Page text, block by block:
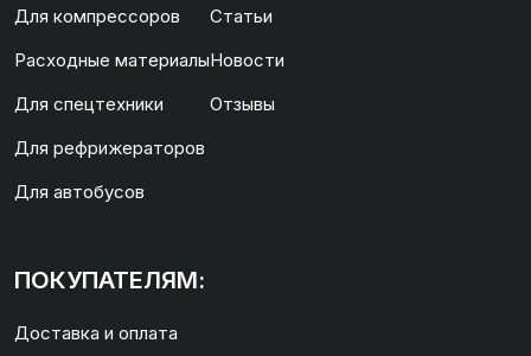
Для компрессоров
Расходные материалы
Для спецтехники
Для рефрижераторов
Для автобусов
Статьи
Новости
Отзывы
ПОКУПАТЕЛЯМ:
Доставка и оплата